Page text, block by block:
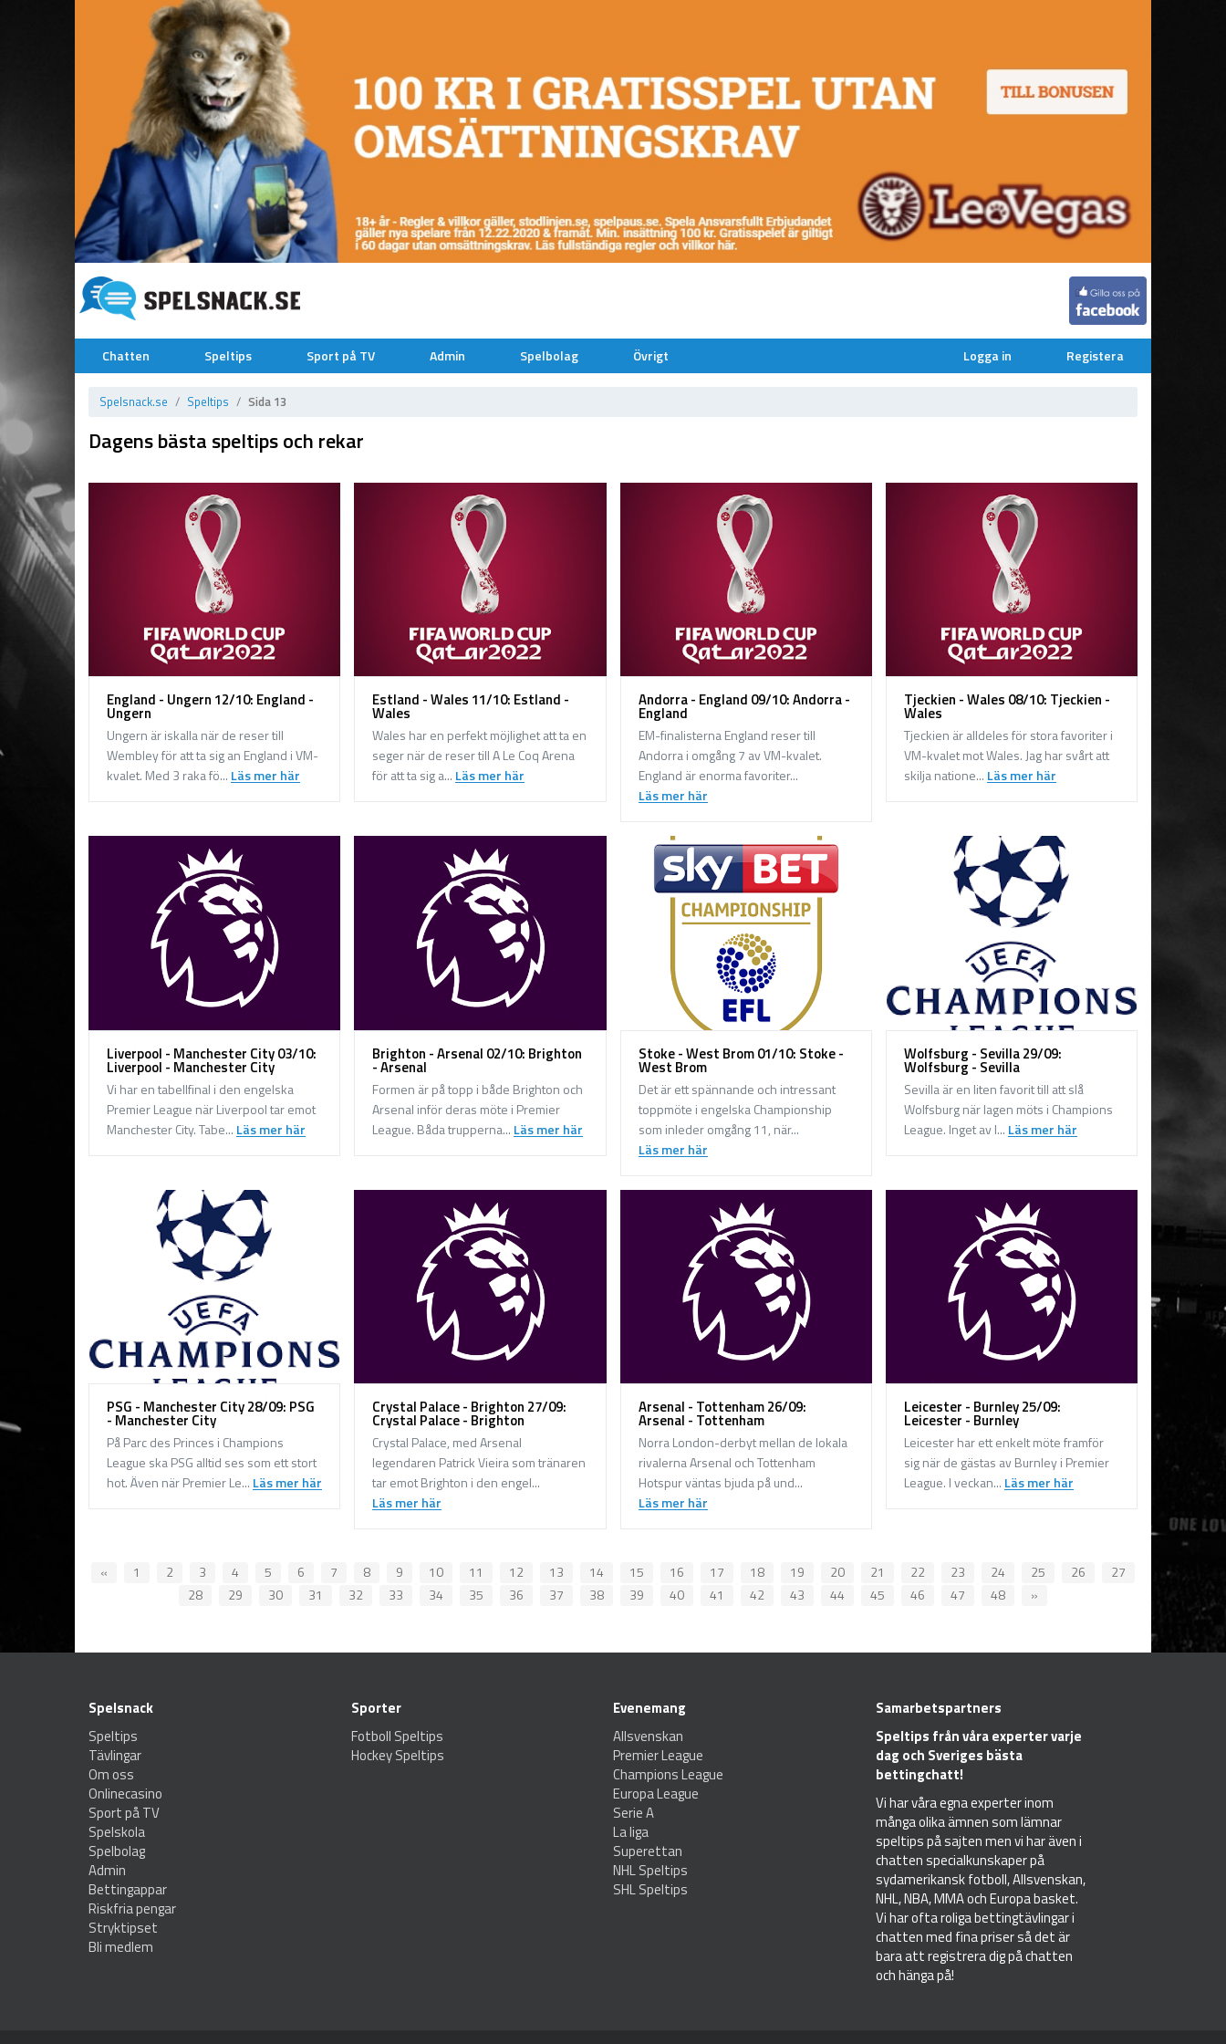
Chatten Speltips Sport på TV Admin Spelbolag Övrigt Logga in Registera
Spelsnack.se Speltips Sida 13
Dagens bästa speltips och rekar
England - Ungern 12/10: England -
Ungern
Ungern är iskalla när de reser till
Wembley för att ta sig an England i VM-
kvalet. Med 3 raka fö... Läs mer här
Estland - Wales 11/10: Estland -
Wales
Wales har en perfekt möjlighet att ta en
seger när de reser till A Le Coq Arena
för att ta sig a... Läs mer här
Andorra - England 09/10: Andorra -
England
EM-finalisterna England reser till
Andorra i omgång 7 av VM-kvalet.
England är enorma favoriter...
Läs mer här
Tjeckien - Wales 08/10: Tjeckien -
Wales
Tjeckien är alldeles för stora favoriter i
VM-kvalet mot Wales. Jag har svårt att
skilja natione... Läs mer här
Liverpool - Manchester City 03/10:
Liverpool - Manchester City
Vi har en tabellfinal i den engelska
Premier League när Liverpool tar emot
Manchester City. Tabe... Läs mer här
Brighton - Arsenal 02/10: Brighton
- Arsenal
Formen är på topp i både Brighton och
Arsenal inför deras möte i Premier
League. Båda trupperna... Läs mer här
Stoke - West Brom 01/10: Stoke -
West Brom
Det är ett spännande och intressant
toppmöte i engelska Championship
som inleder omgång 11, när...
Läs mer här
Wolfsburg - Sevilla 29/09:
Wolfsburg - Sevilla
Sevilla är en liten favorit till att slå
Wolfsburg när lagen möts i Champions
League. Inget av l... Läs mer här
PSG - Manchester City 28/09: PSG
- Manchester City
På Parc des Princes i Champions
League ska PSG alltid ses som ett stort
hot. Även när Premier Le... Läs mer här
Crystal Palace - Brighton 27/09:
Crystal Palace - Brighton
Crystal Palace, med Arsenal
legendaren Patrick Vieira som tränaren
tar emot Brighton i den engel...
Läs mer här
Arsenal - Tottenham 26/09:
Arsenal - Tottenham
Norra London-derbyt mellan de lokala
rivalerna Arsenal och Tottenham
Hotspur väntas bjuda på und...
Läs mer här
Leicester - Burnley 25/09:
Leicester - Burnley
Leicester har ett enkelt möte framför
sig när de gästas av Burnley i Premier
League. I veckan... Läs mer här
« 1 2 3 4 5 6 7 8 9 10 11 12 13 14 15 16 17 18 19 20 21 22 23 24 25 26
27
28
29 30 31 32 33 34 35 36 37 38 39 40 41 42 43 44 45 46 47 48 »
Spelsnack
Speltips
Tävlingar
Om oss
Onlinecasino
Sport på TV
Spelskola
Spelbolag
Admin
Bettingappar
Riskfria pengar
Stryktipset
Bli medlem
Sporter
Fotboll Speltips
Hockey Speltips
Evenemang
Allsvenskan
Premier League
Champions League
Europa League
Serie A
La liga
Superettan
NHL Speltips
SHL Speltips
Samarbetspartners
Speltips från våra experter varje
dag och Sveriges bästa
bettingchatt!
Vi har våra egna experter inom
många olika ämnen som lämnar
speltips på sajten men vi har även i
chatten specialkunskaper på
sydamerikansk fotboll, Allsvenskan,
NHL, NBA, MMA och Europa basket.
Vi har ofta roliga bettingtävlingar i
chatten med fina priser så det är
bara att registrera dig på chatten
och hänga på!